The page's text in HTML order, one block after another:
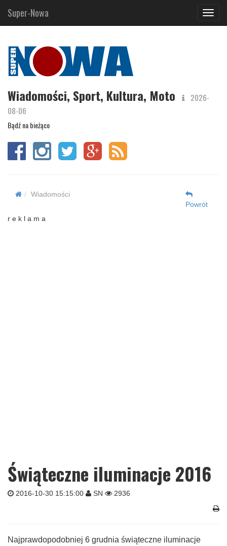
Super-Nowa
Wiadomości, Sport, Kultura, Moto
2026-
08-06
Bądź na bieżąco
Wiadomości
Powrót
r e k l a m a
Świąteczne iluminacje 2016
2016-10-30 15:15:00 SN 2936
Najprawdopodobniej 6 grudnia świąteczne iluminacje